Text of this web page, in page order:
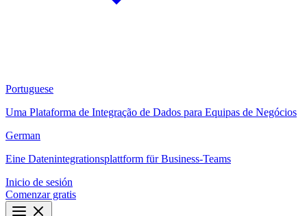
Portuguese
Uma Plataforma de Integração de Dados para Equipas de Negócios
German
Eine Datenintegrationsplattform für Business-Teams
Inicio de sesión
Comenzar gratis